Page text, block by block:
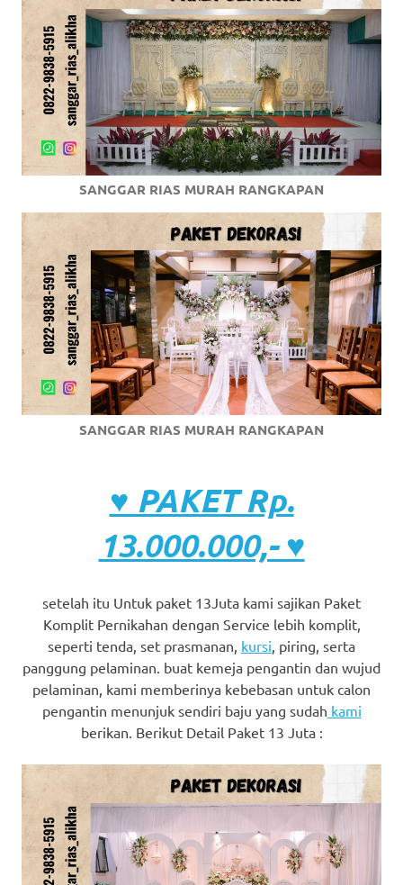
SANGGAR RIAS MURAH RANGKAPAN
SANGGAR RIAS MURAH RANGKAPAN
♥ PAKET Rp.
13.000.000,- ♥
setelah itu Untuk paket 13Juta kami sajikan Paket
Komplit Pernikahan dengan Service lebih komplit,
seperti tenda, set prasmanan, kursi , piring, serta
panggung pelaminan. buat kemeja pengantin dan wujud
pelaminan, kami memberinya kebebasan untuk calon
pengantin menunjuk sendiri baju yang sudah kami
berikan. Berikut Detail Paket 13 Juta :